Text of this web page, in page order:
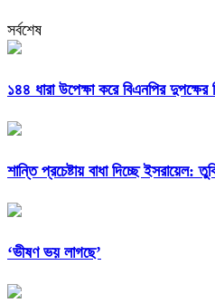
সর্বশেষ
১৪৪ ধারা উপেক্ষা করে বিএনপির দুপক্ষের
শান্তি প্রচেষ্টায় বাধা দিচ্ছে ইসরায়েল:
‘ভীষণ ভয় লাগছে’